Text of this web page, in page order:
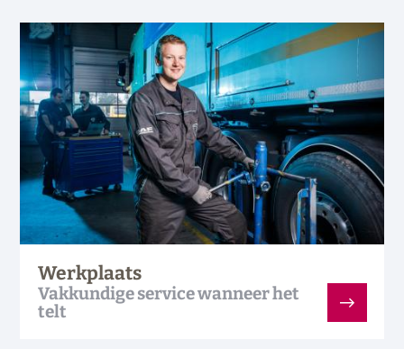
Werkplaats
Vakkundige service wanneer het
telt